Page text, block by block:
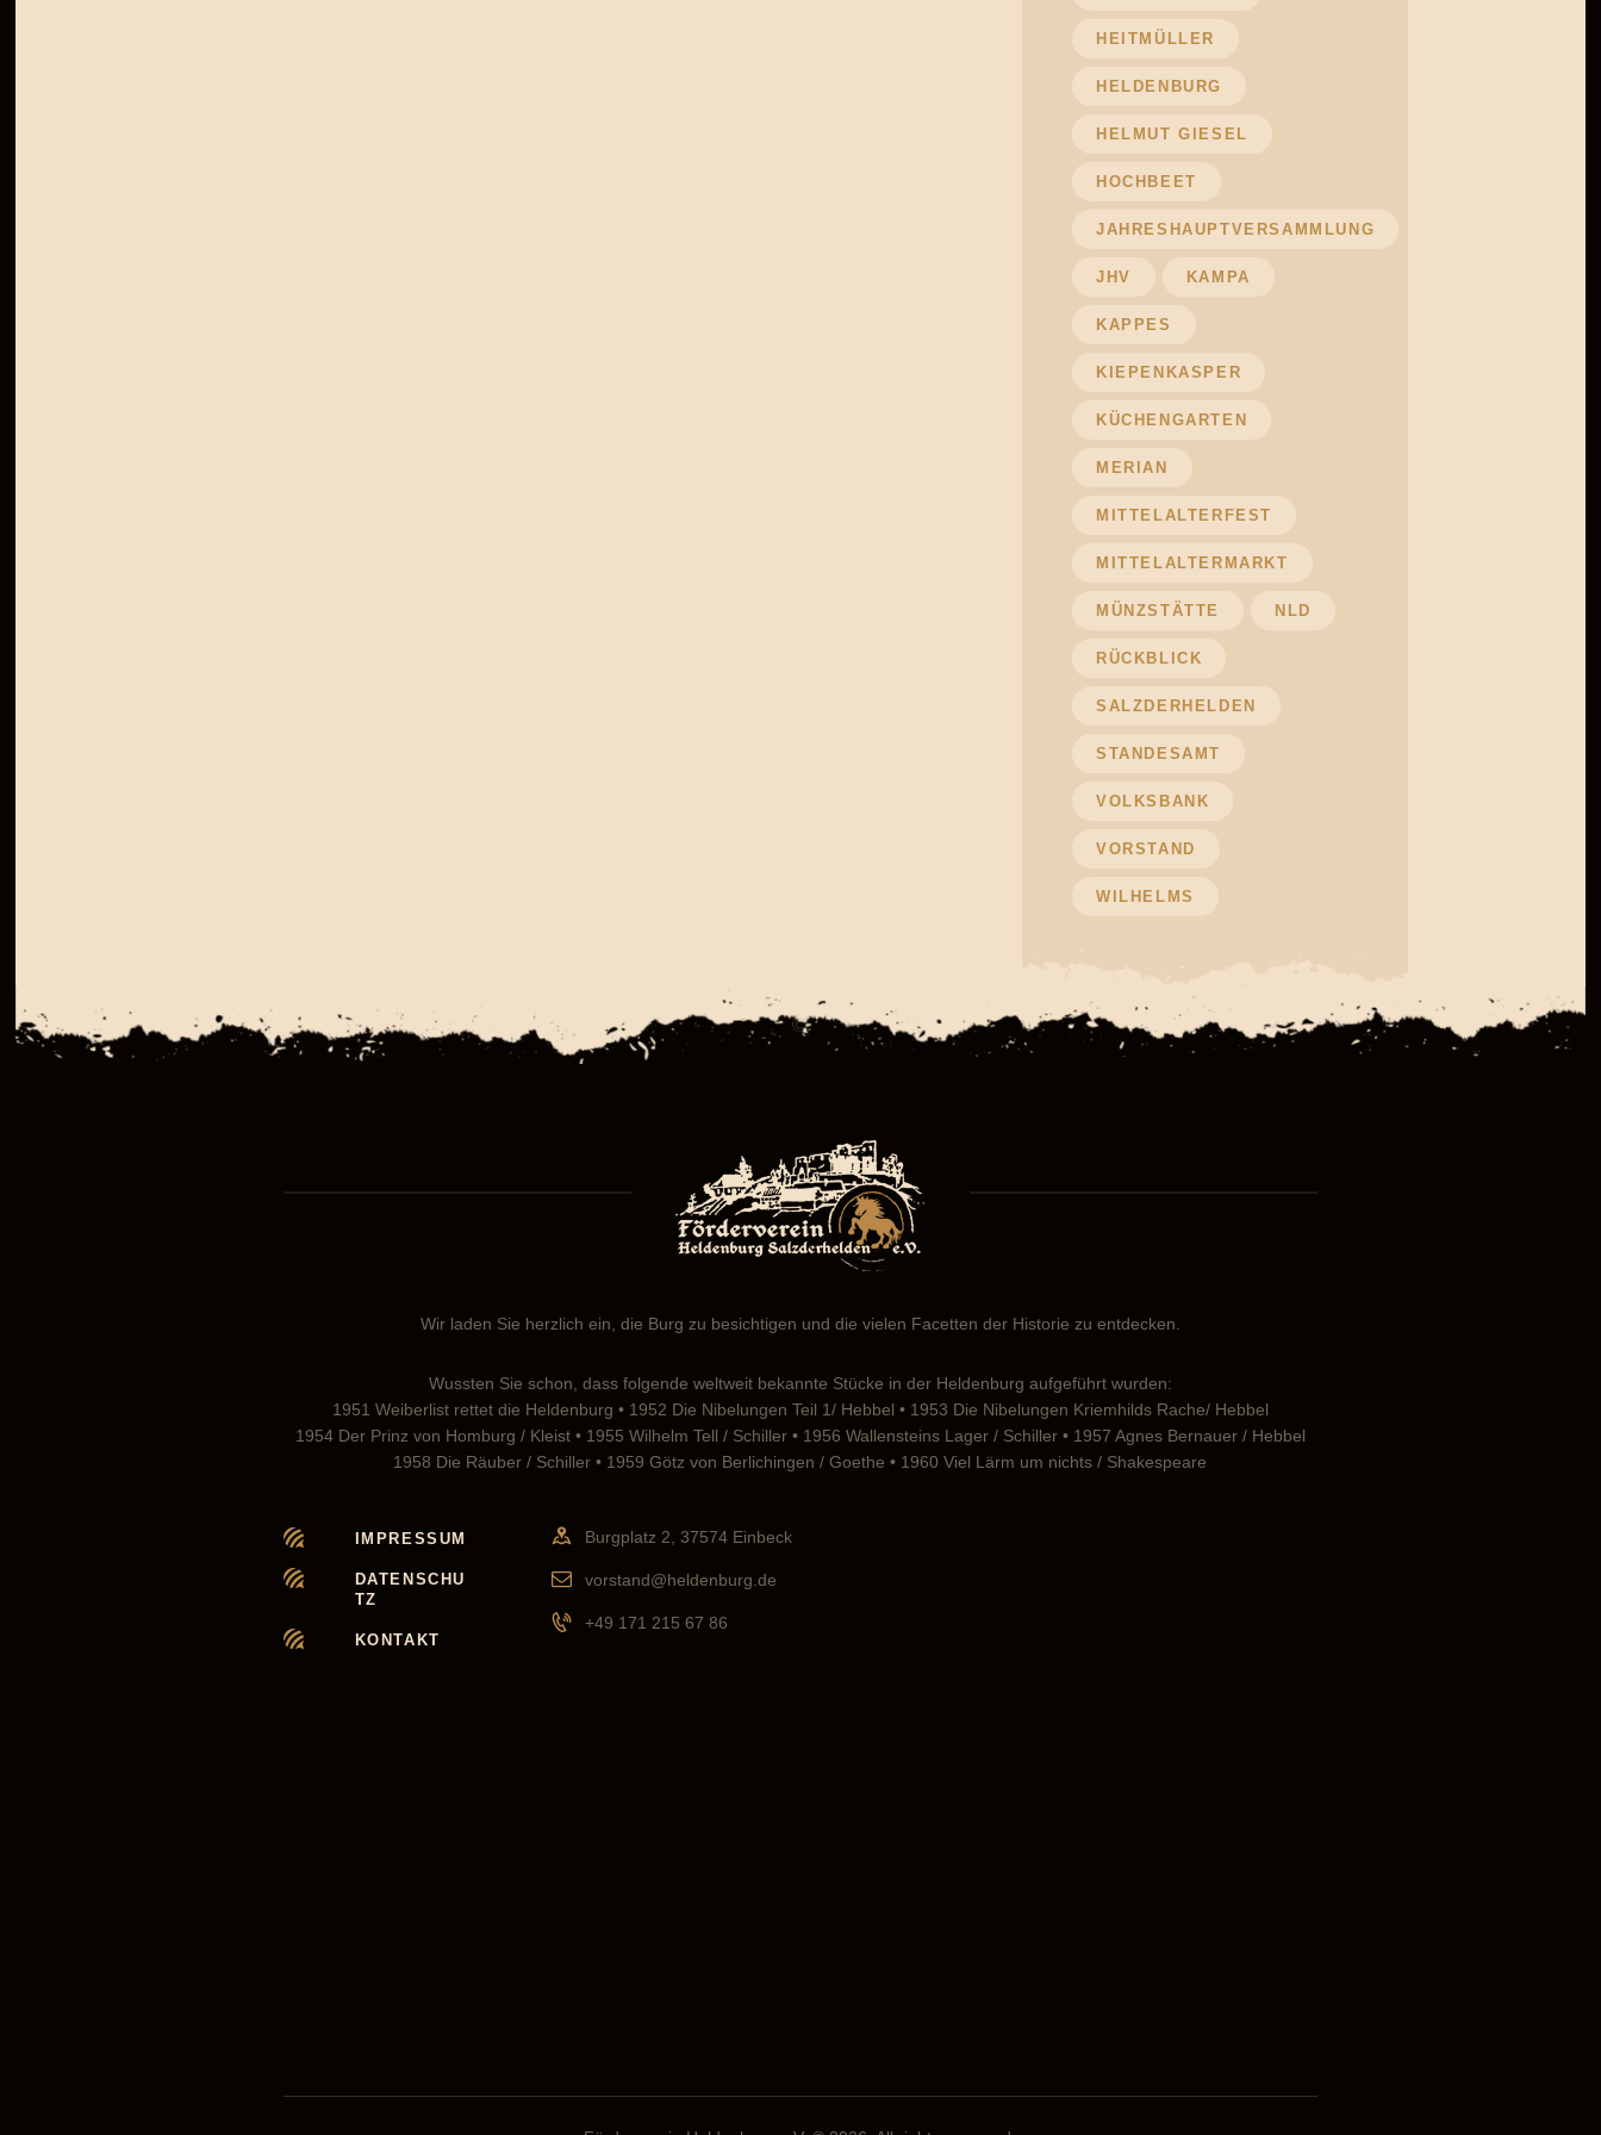
HEITMÜLLER
HELDENBURG
HELMUT GIESEL
HOCHBEET
JAHRESHAUPTVERSAMMLUNG
JHV KAMPA
KAPPES
KIEPENKASPER
KÜCHENGARTEN
MERIAN
MITTELALTERFEST
MITTELALTERMARKT
MÜNZSTÄTTE NLD
RÜCKBLICK
SALZDERHELDEN
STANDESAMT
VOLKSBANK
VORSTAND
WILHELMS
Wir laden Sie herzlich ein, die Burg zu besichtigen und die vielen Facetten der Historie zu entdecken.
Wussten Sie schon, dass folgende weltweit bekannte Stücke in der Heldenburg aufgeführt wurden:
1951 Weiberlist rettet die Heldenburg • 1952 Die Nibelungen Teil 1/ Hebbel • 1953 Die Nibelungen Kriemhilds Rache/ Hebbel
1954 Der Prinz von Homburg / Kleist • 1955 Wilhelm Tell / Schiller • 1956 Wallensteins Lager / Schiller • 1957 Agnes Bernauer / Hebbel
1958 Die Räuber / Schiller • 1959 Götz von Berlichingen / Goethe • 1960 Viel Lärm um nichts / Shakespeare
IMPRESSUM
DATENSCHU
TZ
KONTAKT
Burgplatz 2, 37574 Einbeck
vorstand@heldenburg.de
+49 171 215 67 86